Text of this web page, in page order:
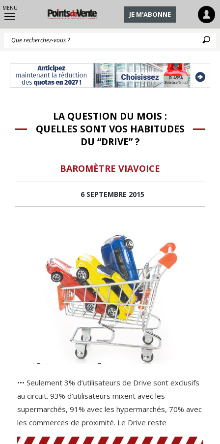
MENU
JE M'ABONNE
LA QUESTION DU MOIS :
QUELLES SONT VOS HABITUDES
DU “DRIVE” ?
BAROMÈTRE VIAVOICE
6 SEPTEMBRE 2015
••• Seulement 3% d’utilisateurs de Drive sont exclusifs
au circuit. 93% d’utilisateurs mixent avec les
supermarchés, 91% avec les hypermarchés, 70% avec
les commerces de proximité. Le Drive reste